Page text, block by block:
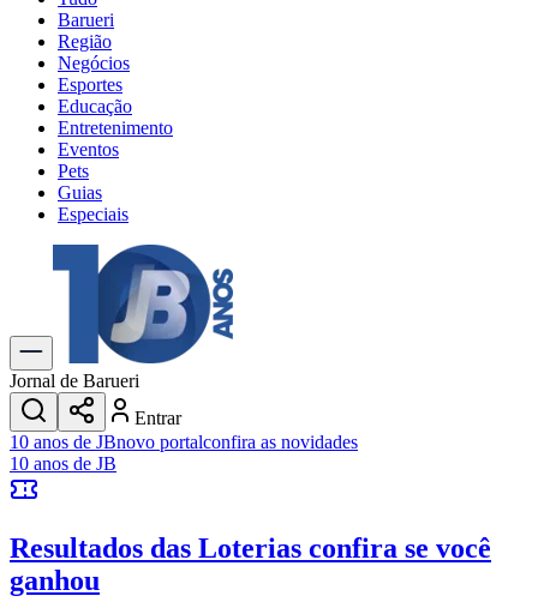
Barueri
Região
Negócios
Esportes
Educação
Entretenimento
Eventos
Pets
Guias
Especiais
Explore Tudo
Últimas Notícias
Previsão do Tempo
Trânsito e Rotas
Dia a Dia & Lazer
Transportes
Gastronomia
Cinema & Shows
JogosNovo
Anuncie no Portal
Cadastrar Empresa
Divulgar Vagas
Jornal de Barueri
Entrar
10 anos de JBnovo portalconfira as novidades
10 anos de JB
Resultados das Loterias confira se você
ganhou